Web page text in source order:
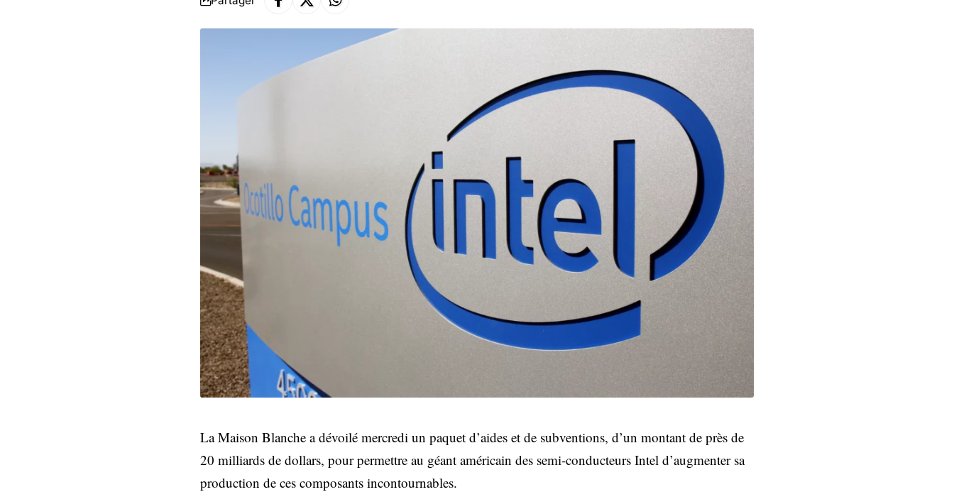
La Maison Blanche a dévoilé mercredi un paquet d’aides et de subventions, d’un montant de près de
20 milliards de dollars, pour permettre au géant américain des semi-conducteurs Intel d’augmenter sa
production de ces composants incontournables.